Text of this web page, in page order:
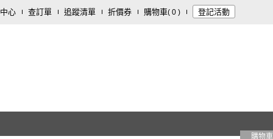
心 查訂單 追蹤清單 折價券 購物車( 0 ) 登記活動
購物車